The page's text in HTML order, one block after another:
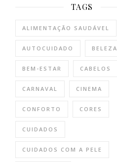
TAGS
ALIMENTAÇÃO SAUDÁVEL
AUTOCUIDADO BELEZA
BEM-ESTAR CABELOS
CARNAVAL CINEMA
CONFORTO CORES
CUIDADOS
CUIDADOS COM A PELE